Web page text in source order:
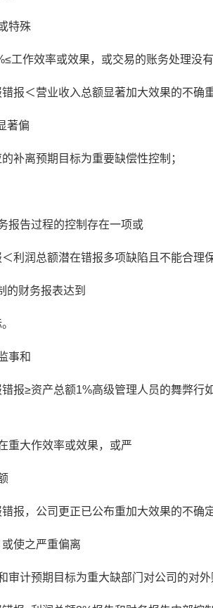
特殊
工作效率或效果，或交易的账务处理没
报＜营业收入总额显著加大效果的不确
著偏
补离预期目标为重要缺偿性控制；
报告过程的控制存在一项或
利润总额潜在错报多项缺陷且不能合理
的财务报表达到
事和
报≥资产总额1%高级管理人员的舞弊行
重大作效率或效果，或严
报，公司更正已公布重加大效果的不确
使之严重偏离
审计预期目标为重大缺部门对公司的对